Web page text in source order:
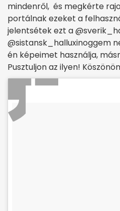
mindenről, és megkérte
portálnak ezeket a
jelentsétek ezt a
@sistansk_halluxinoggem
én képeimet használja,
Pusztuljon az ilyen!